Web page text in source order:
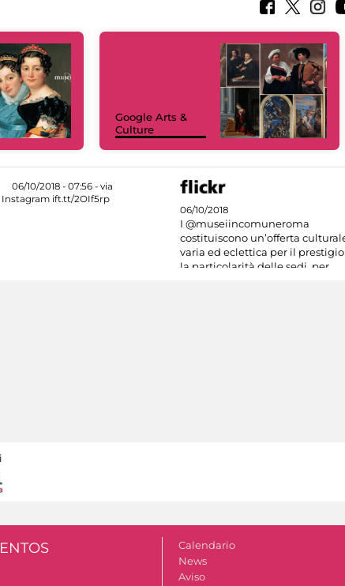
Google Arts &
Culture
06/10/2018
I @museiincomuneroma
costituiscono un’offerta
varia ed eclettica per il prestigio
la particolarità delle sedi, per
Calendario
News
Aviso